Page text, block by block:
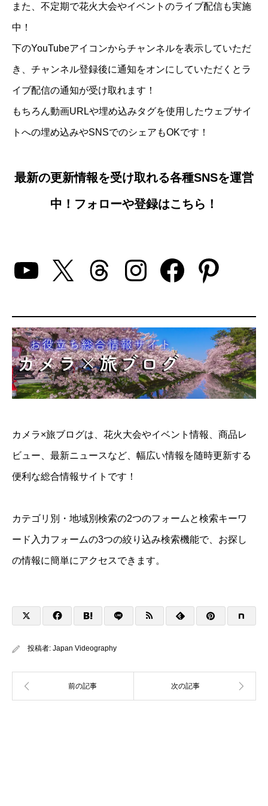
また、不定期で花火大会やイベントのライブ配信も実施
中！
下のYouTubeアイコンからチャンネルを表示していただ
き、チャンネル登録後に通知をオンにしていただくとラ
イブ配信の通知が受け取れます！
もちろん動画URLや埋め込みタグを使用したウェブサイ
トへの埋め込みやSNSでのシェアもOKです！
最新の更新情報を受け取れる各種SNSを運営
中！フォローや登録はこちら！
YouTube
X Threads
Instagram
カメラ×旅ブログは、花火大会やイベント情報、商品レ
ビュー、最新ニュースなど、幅広い情報を随時更新する
便利な総合情報サイトです！
カテゴリ別・地域別検索の2つのフォームと検索キーワ
ード入力フォームの3つの絞り込み検索機能で、お探し
の情報に簡単にアクセスできます。
投稿者: Japan Videography